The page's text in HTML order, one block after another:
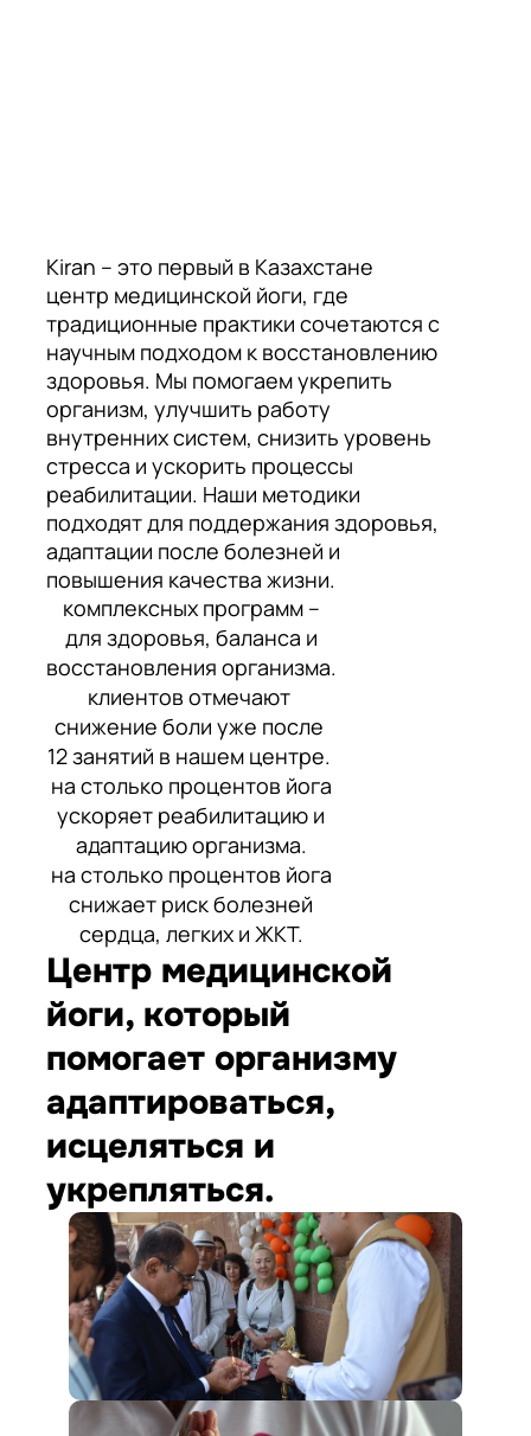
Kiran – это первый в Казахстане
центр медицинской йоги, где
традиционные практики сочетаются с
научным подходом к восстановлению
здоровья. Мы помогаем укрепить
организм, улучшить работу
внутренних систем, снизить уровень
стресса и ускорить процессы
реабилитации. Наши методики
подходят для поддержания здоровья,
адаптации после болезней и
повышения качества жизни.
комплексных программ –
для здоровья, баланса и
восстановления организма.
клиентов отмечают
снижение боли уже после
12 занятий в нашем центре.
на столько процентов йога
ускоряет реабилитацию и
адаптацию организма.
на столько процентов йога
снижает риск болезней
сердца, легких и ЖКТ.
Центр медицинской
йоги, который
помогает организму
адаптироваться,
исцеляться и
укрепляться.